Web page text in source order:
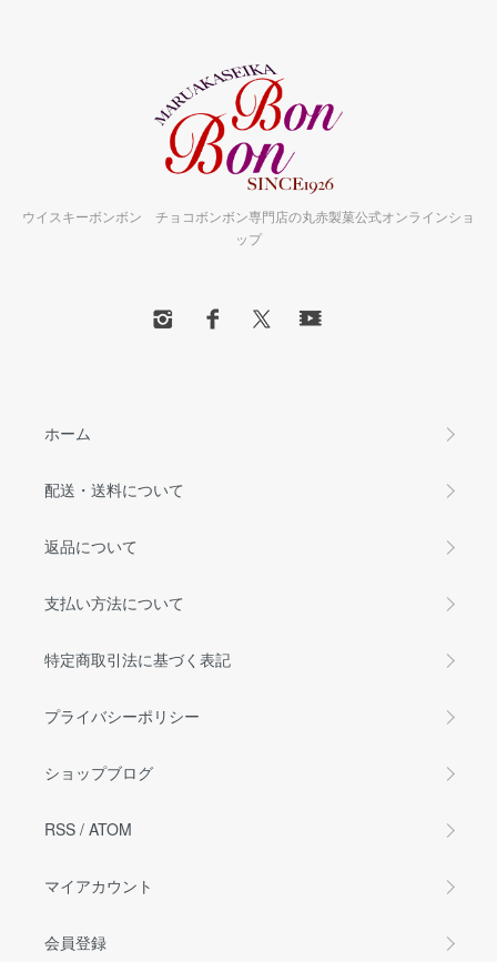
ウイスキーボンボン チョコボンボン専門店の丸赤製菓公式オンラインショ
ップ
ホーム
配送・送料について
返品について
支払い方法について
特定商取引法に基づく表記
プライバシーポリシー
ショップブログ
RSS / ATOM
マイアカウント
会員登録